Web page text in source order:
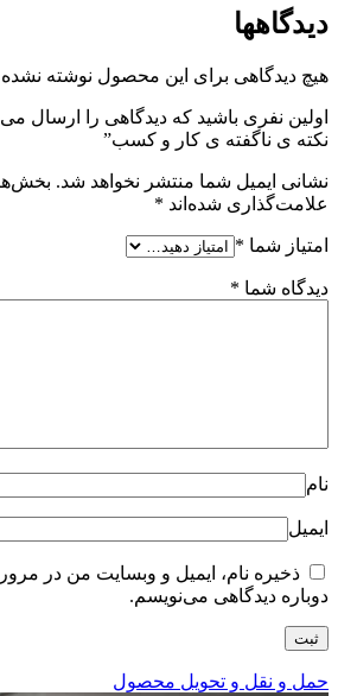
دیدگاهها
هیچ دیدگاهی برای این محصول نوشته
نکته ی ناگفته ی کار و کسب”
نشانی ایمیل شما منتشر نخواهد شد.
علامت‌گذاری شده‌اند *
امتیاز شما *
دیدگاه شما *
نام
ایمیل
ذخیره نام، ایمیل و وبسایت من در
دوباره دیدگاهی می‌نویسم.
حمل و نقل و تحویل محصول